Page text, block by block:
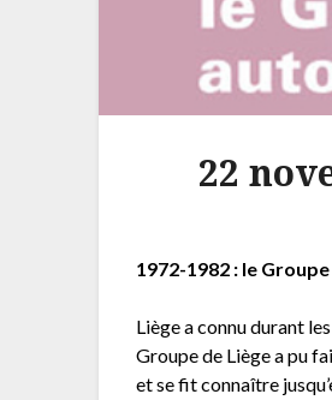
22
1972-1982 : le
Liège a connu durant
Groupe de Liège a pu
et se fit connaître